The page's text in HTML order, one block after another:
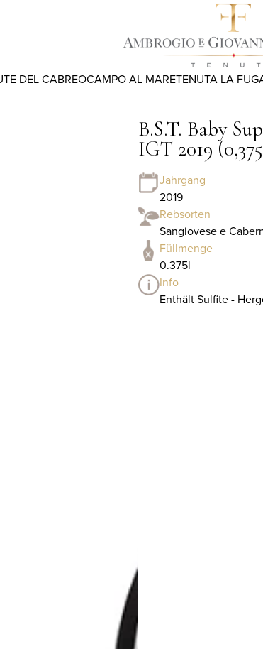
DEL CABREOCAMPO AL MARETENUTA LA
B.S.T. Baby
IGT 2019
Jahrgang
2019
Rebsorten
Sangiovese e
Füllmenge
0.375l
Info
Enthält Sulfite -